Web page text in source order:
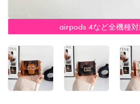
airpods 4など全機種